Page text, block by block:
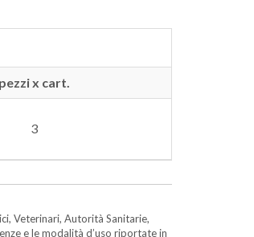
pezzi x cart.
3
Veterinari, Autorità Sanitarie,
e le modalità d’uso riportate in